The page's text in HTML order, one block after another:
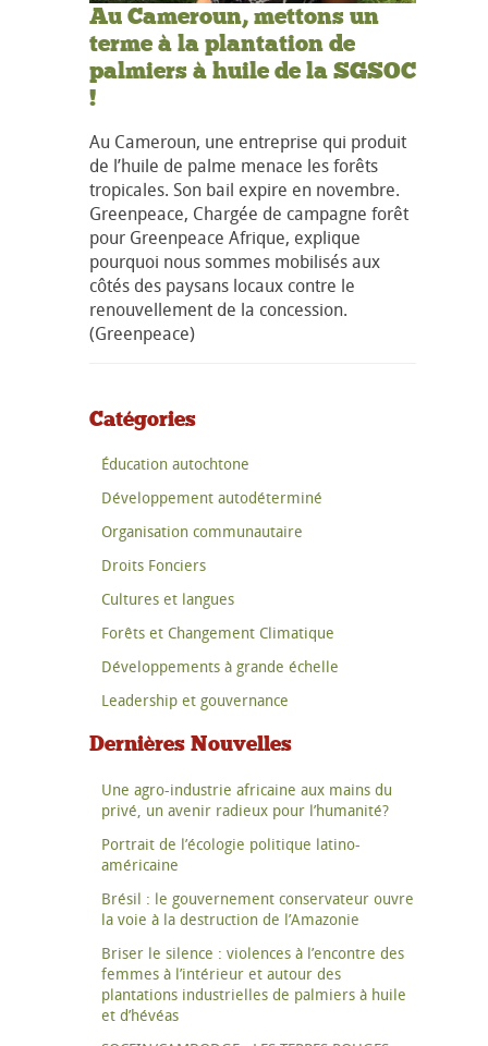
Au Cameroun, mettons un
terme à la plantation de
palmiers à huile de la SGSOC
!
Au Cameroun, une entreprise qui produit
de l’huile de palme menace les forêts
tropicales. Son bail expire en novembre.
Greenpeace, Chargée de campagne forêt
pour Greenpeace Afrique, explique
pourquoi nous sommes mobilisés aux
côtés des paysans locaux contre le
renouvellement de la concession.
(Greenpeace)
Catégories
Éducation autochtone
Développement autodéterminé
Organisation communautaire
Droits Fonciers
Cultures et langues
Forêts et Changement Climatique
Développements à grande échelle
Leadership et gouvernance
Dernières Nouvelles
Une agro-industrie africaine aux mains du
privé, un avenir radieux pour l’humanité?
Portrait de l’écologie politique latino-
américaine
Brésil : le gouvernement conservateur ouvre
la voie à la destruction de l’Amazonie
Briser le silence : violences à l’encontre des
femmes à l’intérieur et autour des
plantations industrielles de palmiers à huile
et d’hévéas